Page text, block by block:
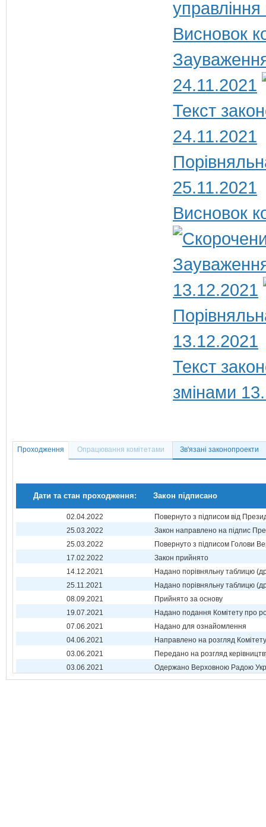
Висновок
24.11.2021
Текст
24.11.2021
25.11.2021
Висновок
13.12.2021
13.12.2021
Текст
змінами
Проходження Опрацювання комітетами Зв'язані законопроекти
Дати та стан проходження: Закон підписано
02.04.2022
Повернуто з підписом від
25.03.2022
Закон направлено на підпис
25.03.2022
Повернуто з підписом Голови
17.02.2022
Закон прийнято
14.12.2021
Надано порівняльну таблицю
25.11.2021
Надано порівняльну таблицю
08.09.2021
Прийнято за основу
19.07.2021
Надано подання Комітету про
07.06.2021
Надано для ознайомлення
04.06.2021
Направлено на розгляд Комітету
03.06.2021
Передано на розгляд
03.06.2021
Одержано Верховною Радою